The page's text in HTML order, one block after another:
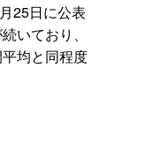
25日に公表
いており、
均と同程度